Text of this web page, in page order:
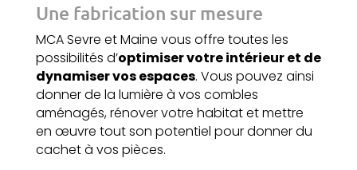
Une fabrication sur mesure
MCA Sevre et Maine vous offre toutes les
possibilités d’optimiser votre intérieur et de
dynamiser vos espaces. Vous pouvez ainsi
donner de la lumière à vos combles
aménagés, rénover votre habitat et mettre
en œuvre tout son potentiel pour donner du
cachet à vos pièces.